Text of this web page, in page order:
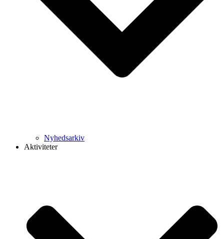
Nyhedsarkiv
Aktiviteter